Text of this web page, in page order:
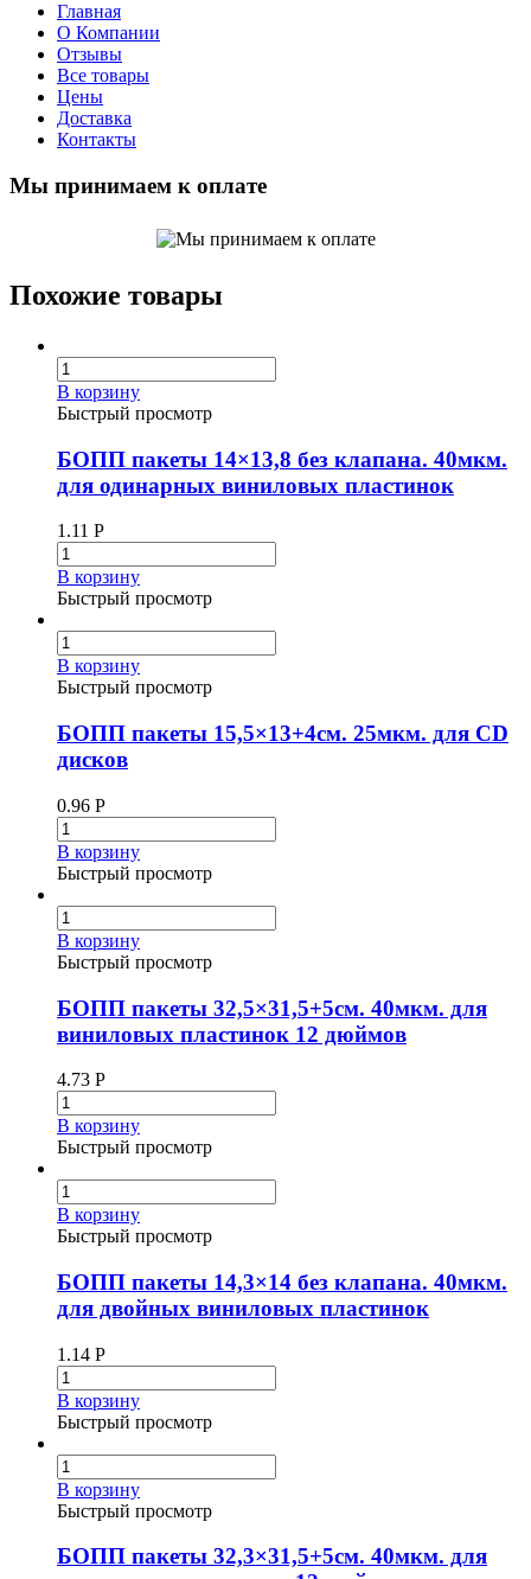
Главная
О Компании
Отзывы
Все товары
Цены
Доставка
Контакты
Мы принимаем к оплате
Похожие товары
В корзину
Быстрый просмотр
БОПП пакеты 14×13,8 без клапана. 40мкм.
для одинарных виниловых пластинок
1.11 Р
В корзину
Быстрый просмотр
В корзину
Быстрый просмотр
БОПП пакеты 15,5×13+4см. 25мкм. для CD
дисков
0.96 Р
В корзину
Быстрый просмотр
В корзину
Быстрый просмотр
БОПП пакеты 32,5×31,5+5см. 40мкм. для
виниловых пластинок 12 дюймов
4.73 Р
В корзину
Быстрый просмотр
В корзину
Быстрый просмотр
БОПП пакеты 14,3×14 без клапана. 40мкм.
для двойных виниловых пластинок
1.14 Р
В корзину
Быстрый просмотр
В корзину
Быстрый просмотр
БОПП пакеты 32,3×31,5+5см. 40мкм. для